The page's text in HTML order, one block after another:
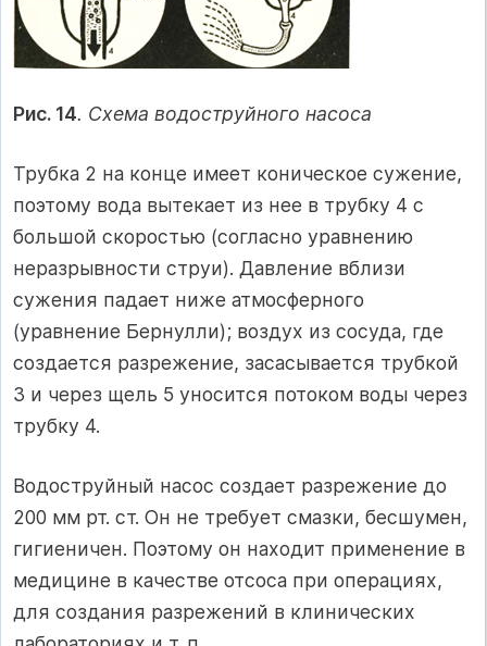
Рис. 14. Схема водоструйного насоса
Трубка 2 на конце имеет коническое сужение,
поэтому вода вытекает из нее в трубку 4 с
большой скоростью (согласно уравнению
неразрывности струи). Давление вблизи
сужения падает ниже атмосферного
(уравнение Бернулли); воздух из сосуда, где
создается разрежение, засасывается трубкой
3 и через щель 5 уносится потоком воды через
трубку 4.
Водоструйный насос создает разрежение до
200 мм рт. ст. Он не требует смазки, бесшумен,
гигиеничен. Поэтому он находит применение в
медицине в качестве отсоса при операциях,
для создания разрежений в клинических